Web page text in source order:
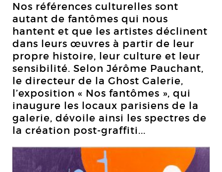
Nos références culturelles sont
autant de fantômes qui nous
hantent et que les artistes déclinent
dans leurs œuvres à partir de leur
propre histoire, leur culture et leur
sensibilité. Selon Jérôme Pauchant,
le directeur de la Ghost Galerie,
l’exposition « Nos fantômes », qui
inaugure les locaux parisiens de la
galerie, dévoile ainsi les spectres de
la création post-graffiti...